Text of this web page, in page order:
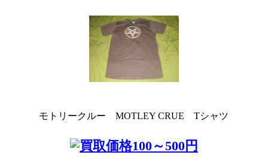
モトリークルー MOTLEY CRUE Tシャツ